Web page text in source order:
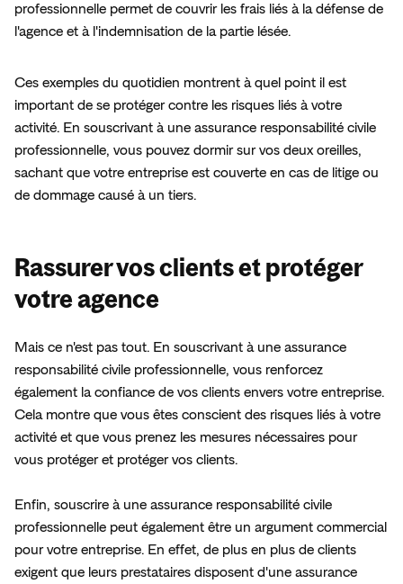
professionnelle permet de couvrir les frais liés à la défense de
l'agence et à l'indemnisation de la partie lésée.
Ces exemples du quotidien montrent à quel point il est
important de se protéger contre les risques liés à votre
activité. En souscrivant à une assurance responsabilité civile
professionnelle, vous pouvez dormir sur vos deux oreilles,
sachant que votre entreprise est couverte en cas de litige ou
Rassurer vos clients et protéger
votre agence
Mais ce n'est pas tout. En souscrivant à une assurance
responsabilité civile professionnelle, vous renforcez
également la confiance de vos clients envers votre entreprise.
Cela montre que vous êtes conscient des risques liés à votre
activité et que vous prenez les mesures nécessaires pour
vous protéger et protéger vos clients.
Enfin, souscrire à une assurance responsabilité civile
professionnelle peut également être un argument commercial
pour votre entreprise. En effet, de plus en plus de clients
exigent que leurs prestataires disposent d'une assurance